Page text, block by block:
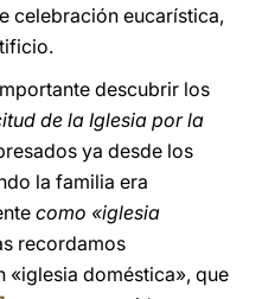
celebración eucarística,
descubrir los
de la Iglesia por la
ya desde los
la familia era
como «iglesia
recordamos
«iglesia doméstica», que